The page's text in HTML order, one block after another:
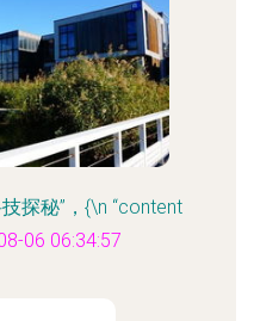
探秘”，{\n “content
06 06:34:57